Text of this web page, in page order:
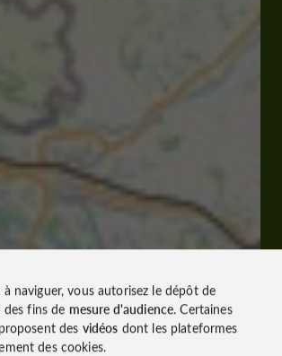
naviguer, vous autorisez le dépôt de
des fins de mesure d'audience. Certaines
des vidéos dont les plateformes
des cookies.